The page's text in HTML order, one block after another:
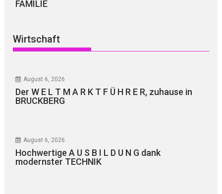
FAMILIE
Wirtschaft
August 6, 2026
Der W E L T M A R K T F Ü H R E R, zuhause in
BRUCKBERG
August 6, 2026
Hochwertige A U S B I L D U N G dank
modernster TECHNIK